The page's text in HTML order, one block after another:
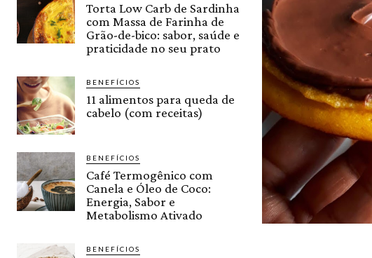
Torta Low Carb de Sardinha
com Massa de Farinha de
Grão-de-bico: sabor, saúde e
praticidade no seu prato
BENEFÍCIOS
11 alimentos para queda de
cabelo (com receitas)
BENEFÍCIOS
Café Termogênico com
Canela e Óleo de Coco:
Energia, Sabor e
Metabolismo Ativado
BENEFÍCIOS